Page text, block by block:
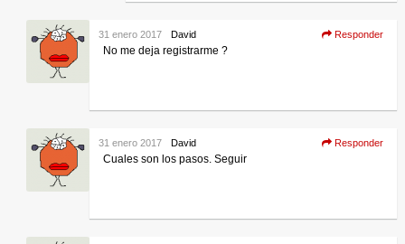
David
31 enero 2017 Responder
No me deja registrarme ?
David
31 enero 2017 Responder
Cuales son los pasos. Seguir